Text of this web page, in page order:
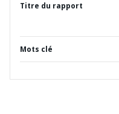
Titre du rapport
Mots clé